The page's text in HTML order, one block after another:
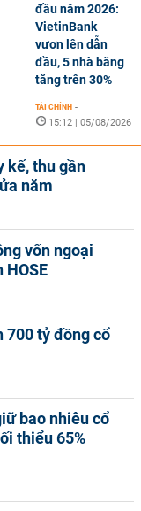
đầu năm 2026:
VietinBank
vươn lên dẫn
đầu, 5 nhà băng
tăng trên 30%
TÀI CHÍNH -
15:12 | 05/08/2026
kế, thu gần
năm
vốn ngoại
700 tỷ đồng cổ
bao nhiêu cổ
thiểu 65%